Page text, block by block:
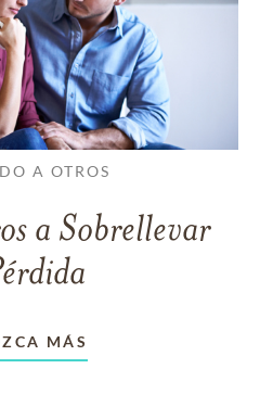
A OTROS
a Sobrellevar
MÁS